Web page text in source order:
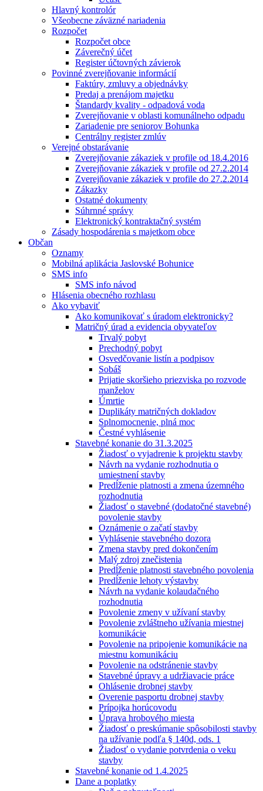
Hlavný kontrolór
Všeobecne záväzné nariadenia
Rozpočet
Rozpočet obce
Záverečný účet
Register účtovných závierok
Povinné zverejňovanie informácií
Faktúry, zmluvy a objednávky
Predaj a prenájom majetku
Štandardy kvality - odpadová voda
Zverejňovanie v oblasti komunálneho odpadu
Zariadenie pre seniorov Bohunka
Centrálny register zmlúv
Verejné obstarávanie
Zverejňovanie zákaziek v profile od 18.4.2016
Zverejňovanie zákaziek v profile od 27.2.2014
Zverejňovanie zákaziek v profile do 27.2.2014
Zákazky
Ostatné dokumenty
Súhrnné správy
Elektronický kontraktačný systém
Zásady hospodárenia s majetkom obce
Občan
Oznamy
Mobilná aplikácia Jaslovské Bohunice
SMS info
SMS info návod
Hlásenia obecného rozhlasu
Ako vybaviť
Ako komunikovať s úradom elektronicky?
Matričný úrad a evidencia obyvateľov
Trvalý pobyt
Prechodný pobyt
Osvedčovanie listín a podpisov
Sobáš
Prijatie skoršieho priezviska po rozvode
manželov
Úmrtie
Duplikáty matričných dokladov
Splnomocnenie, plná moc
Čestné vyhlásenie
Stavebné konanie do 31.3.2025
Žiadosť o vyjadrenie k projektu stavby
Návrh na vydanie rozhodnutia o
umiestnení stavby
Predĺženie platnosti a zmena územného
rozhodnutia
Žiadosť o stavebné (dodatočné stavebné)
povolenie stavby
Oznámenie o začatí stavby
Vyhlásenie stavebného dozora
Zmena stavby pred dokončením
Malý zdroj znečistenia
Predĺženie platnosti stavebného povolenia
Predĺženie lehoty výstavby
Návrh na vydanie kolaudačného
rozhodnutia
Povolenie zmeny v užívaní stavby
Povolenie zvláštneho užívania miestnej
komunikácie
Povolenie na pripojenie komunikácie na
miestnu komunikáciu
Povolenie na odstránenie stavby
Stavebné úpravy a udržiavacie práce
Ohlásenie drobnej stavby
Overenie pasportu drobnej stavby
Prípojka horúcovodu
Úprava hrobového miesta
Žiadosť o preskúmanie spôsobilosti stavby
na užívanie podľa § 140d, ods. 1
Žiadosť o vydanie potvrdenia o veku
stavby
Stavebné konanie od 1.4.2025
Dane a poplatky